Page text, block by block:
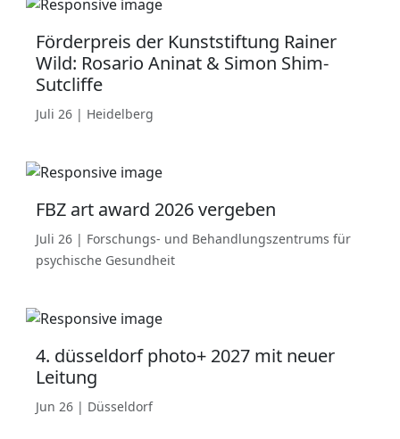
Förderpreis der Kunststiftung Rainer
Wild: Rosario Aninat & Simon Shim-
Sutcliffe
Juli 26 | Heidelberg
FBZ art award 2026 vergeben
Juli 26 | Forschungs- und Behandlungszentrums für
psychische Gesundheit
4. düsseldorf photo+ 2027 mit neuer
Leitung
Jun 26 | Düsseldorf